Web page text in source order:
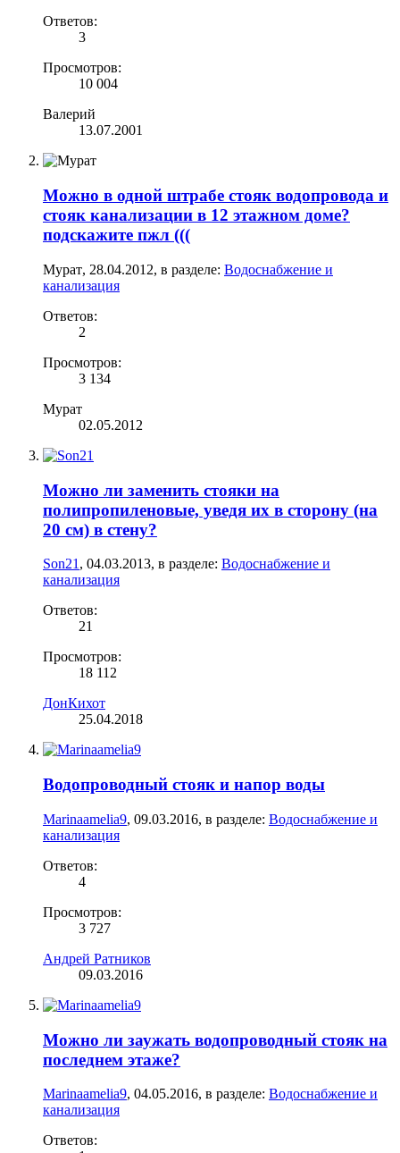
Ответов:
3
Просмотров:
10 004
Валерий
13.07.2001
Можно в одной штрабе стояк водопровода и
стояк канализации в 12 этажном доме?
подскажите пжл (((
Мурат, 28.04.2012, в разделе: Водоснабжение и
канализация
Ответов:
2
Просмотров:
3 134
Мурат
02.05.2012
Можно ли заменить стояки на
полипропиленовые, уведя их в сторону (на
20 см) в стену?
Son21 , 04.03.2013, в разделе: Водоснабжение и
канализация
Ответов:
21
Просмотров:
18 112
ДонКихот
25.04.2018
Водопроводный стояк и напор воды
Marinaamelia9, 09.03.2016, в разделе: Водоснабжение и
канализация
Ответов:
4
Просмотров:
3 727
Андрей Ратников
09.03.2016
Можно ли заужать водопроводный стояк на
последнем этаже?
Marinaamelia9, 04.05.2016, в разделе: Водоснабжение и
канализация
Ответов: